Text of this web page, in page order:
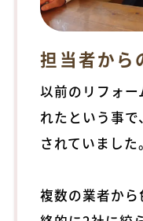
担当者から
以前のリフォー
れたという事
されていました。
複数の業者か